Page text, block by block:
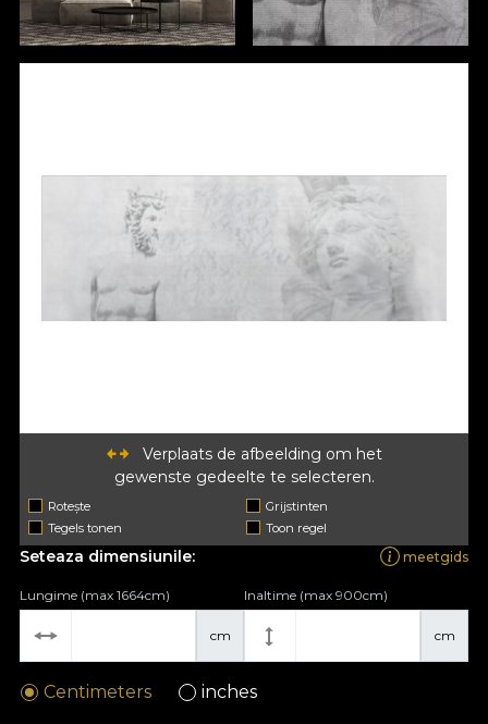
Verplaats de afbeelding om het
gewenste gedeelte te selecteren.
Rotește
Grijstinten
Tegels tonen
Toon regel
Seteaza dimensiunile: meetgids
cm
Lungime (max 1664cm)
cm
Inaltime (max 900cm)
Centimeters inches